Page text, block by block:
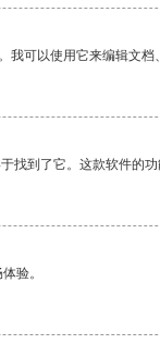
可以使用它来编辑文档
找到了它。这款软件的
验。